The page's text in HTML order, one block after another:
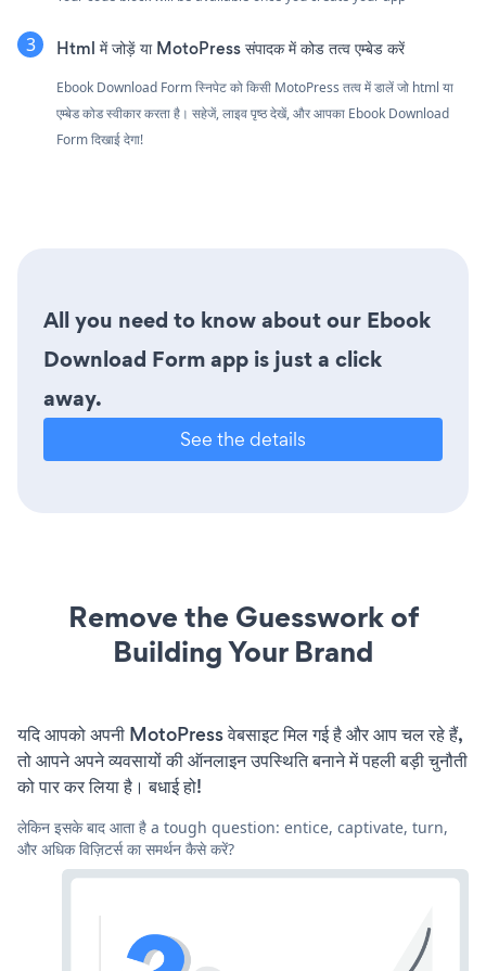
Html में जोड़ें या MotoPress संपादक में कोड तत्व एम्बेड करें
Ebook Download Form स्निपेट को किसी MotoPress तत्व में डालें जो html या
एम्बेड कोड स्वीकार करता है। सहेजें, लाइव पृष्ठ देखें, और आपका Ebook Download
Form दिखाई देगा!
All you need to know about our Ebook
Download Form app is just a click
away.
See the details
Remove the Guesswork of
Building Your Brand
यदि आपको अपनी MotoPress वेबसाइट मिल गई है और आप चल रहे हैं,
तो आपने अपने व्यवसायों की ऑनलाइन उपस्थिति बनाने में पहली बड़ी चुनौती
को पार कर लिया है। बधाई हो!
लेकिन इसके बाद आता है a tough question: entice, captivate, turn,
और अधिक विज़िटर्स का समर्थन कैसे करें?